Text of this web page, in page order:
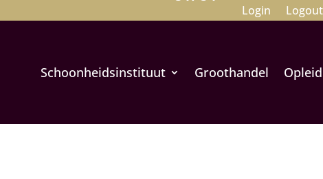
Login Logout
Schoonheidsinstituut Groothandel